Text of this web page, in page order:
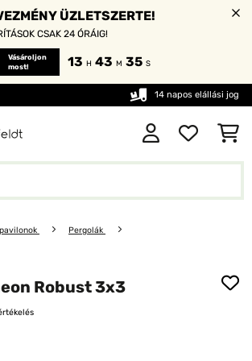
ÜZLETSZERTE!
CSAK 24 ÓRÁIG!
Vásároljon
most!
13 H 43 M 35 S
14 napos elállási jog
Pergolák
Robust 3x3